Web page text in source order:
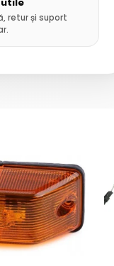
retur și suport